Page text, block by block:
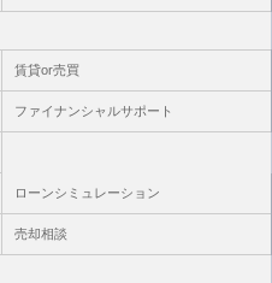
賃貸or売買
ファイナンシャルサポート
ローンシミュレーション
売却相談